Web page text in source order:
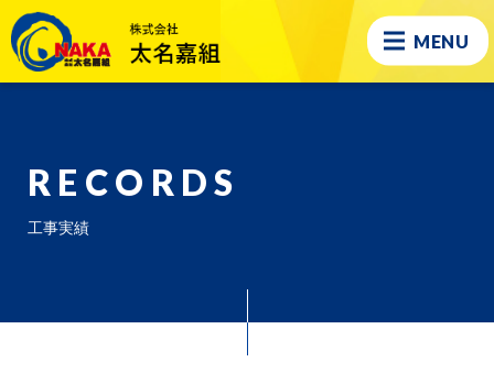
MENU
RECORDS
工事実績